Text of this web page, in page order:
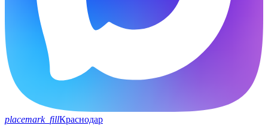
placemark_fillКраснодар